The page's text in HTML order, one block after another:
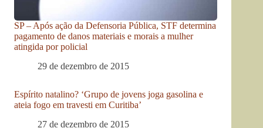
SP – Após ação da Defensoria Pública, STF determina
pagamento de danos materiais e morais a mulher
atingida por policial
29 de dezembro de 2015
Espírito natalino? ‘Grupo de jovens joga gasolina e
ateia fogo em travesti em Curitiba’
27 de dezembro de 2015